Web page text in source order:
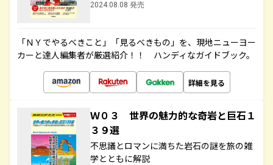
2024.08.08 発売
「ＮＹでやるべきこと」「見るべきもの」を、現地ニューヨー
カーと達人編集者が厳選紹介！！ ハンディなガイドブック。
詳細を見る
Ｗ０３ 世界の魅力的な奇岩と巨石１
３９選
不思議とロマンに満ちた岩石の謎を旅の雑
学とともに解説